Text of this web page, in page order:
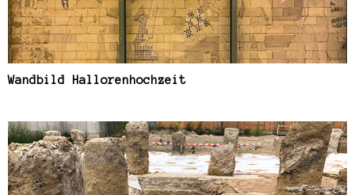
Wandbild Hallorenhochzeit